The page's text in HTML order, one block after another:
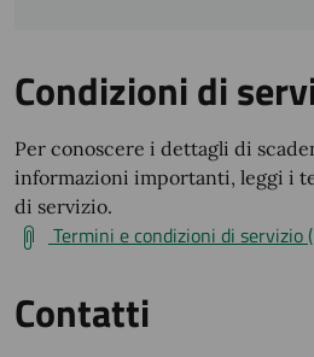
Condizioni di
Per conoscere i dettagli di
informazioni importanti, leggi i
di servizio.
Termini e condizioni di servizio
Contatti